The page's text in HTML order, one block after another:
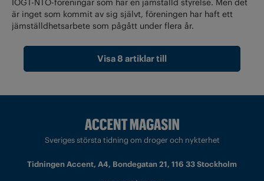
IOGT-NTO-föreningar som har en jämställd styrelse. Men det
är inget som kommit av sig självt, föreningen har haft ett
jämställdhetsarbete som pågått under flera år.
Visa 8 artiklar till
Sveriges största tidning om droger och nykterhet
Tidningen Accent, A4, Bondegatan 21, 116 33 Stockholm